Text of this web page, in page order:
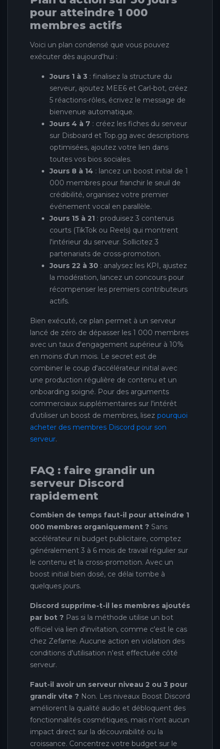
pour atteindre 1 000
membres actifs
Voici un plan condensé que vous pouvez
exécuter dès aujourd'hui :
Jours 1 à 3 : finalisez la structure du
serveur, ajoutez MEE6 et Carl-bot, créez
5 réactions-rôles, écrivez le message de
bienvenue automatique.
Jours 4 à 7 : créez les fiches du serveur
sur Disboard et Top.gg avec descriptions
optimisées, ajoutez votre lien dans
toutes vos bios sociales.
Jours 8 à 14 : lancez un boost initial de 1
000 membres pour franchir le seuil de
crédibilité, organisez votre premier
événement vocal en parallèle.
Jours 15 à 21 : produisez 3 contenus
courts (TikTok ou Reels) qui montrent
l'intérieur du serveur. Sollicitez 3
partenariats de cross-promotion.
Jours 22 à 30 : analysez les KPI, ajustez
la modération, lancez un concours pour
récompenser les premiers contributeurs
actifs.
Bien exécuté, ce plan permet à un serveur
lancé de zéro de dépasser les 1 000 membres
avec un taux d'engagement supérieur à 10%
en moins d'un mois. Le secret est de
combiner le coup d'accélérateur initial avec
une production régulière de contenu et un
onboarding soigné. Pour des arguments
commerciaux supplémentaires sur l'intérêt
d'utiliser un boost de membres, lisez pourquoi
acheter des membres Discord pour son
serveur.
FAQ : faire grandir un
serveur Discord
rapidement
Combien de temps faut-il pour atteindre 1
000 membres organiquement ? Sans
accélérateur ni budget publicitaire, comptez
généralement 3 à 6 mois de travail régulier sur
le contenu et la cross-promotion. Avec un
boost initial bien dosé, ce délai tombe à
quelques jours.
Discord supprime-t-il les membres ajoutés
par bot ? Pas si la méthode utilise un bot
officiel via lien d'invitation, comme c'est le cas
chez Zefame. Aucune action en violation des
conditions d'utilisation n'est effectuée côté
serveur.
Faut-il avoir un serveur niveau 2 ou 3 pour
grandir vite ? Non. Les niveaux Boost Discord
améliorent la qualité audio et débloquent des
fonctionnalités cosmétiques, mais n'ont aucun
impact direct sur la découvrabilité ou la
croissance. Concentrez votre budget sur le